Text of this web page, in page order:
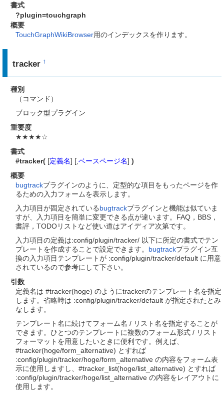
書式
?plugin=touchgraph
概要
TouchGraphWikiBrowser用のインデックスを作ります。
tracker†
種別
（コマンド）
ブロック型プラグイン
重要度
★★★★☆
書式
#tracker( [定義名] [, ベースページ名] )
概要
bugtrackプラグインのように、定型的な項目をもったページを作
るための入力フォームを表示します。
入力項目が固定されているbugtrackプラグインと機能は似ていま
すが、入力項目を簡単に変更できる点が違います。FAQ，BBS，
書評，TODOリストなど使い道はアイディア次第です。
入力項目の定義は:config/plugin/tracker/ 以下に所定の書式でテン
プレートを作成することで設定できます。 bugtrackプラグイン互
換の入力項目テンプレートが :config/plugin/tracker/default に用意
されているので参考にして下さい。
引数
定義名は #tracker(hoge) のようにtrackerのテンプレート名を指定
します。省略時は :config/plugin/tracker/default が指定されたとみ
なします。
テンプレート名に続けてフォーム名 / リスト名を指定することが
できます。ひとつのテンプレートに複数のフォーム形式 / リスト
フォーマットを用意したいときに便利です。例えば、
#tracker(hoge/form_alternative) とすれば
:config/plugin/tracker/hoge/form_alternative の内容をフォーム表
示に使用しますし、#tracker_list(hoge/list_alternative) とすれば
:config/plugin/tracker/hoge/list_alternative の内容をレイアウトに
使用します。